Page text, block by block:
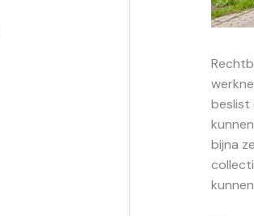
beslist
bijna